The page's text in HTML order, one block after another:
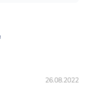
каш, супов,
питания, компотов.
— 1,2 мм.
электрических
требуется
26.08.2022